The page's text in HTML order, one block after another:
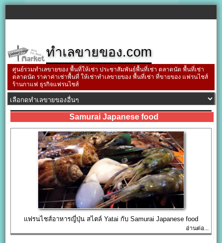
ทำเลขายของ.com
ศูนย์รวมทำเลขายของ พื้นที่ให้เช่า ประชาสัมพันธ์พื้นที่เช่า ตลาดนัด พื้นที่เช่า
ตลาดนัด ราคาค่าเช่าพื้นที่ ให้เช่าทำเลขายของ พื้นที่เช่า ที่ขายของ แฟรนไชส์
ร้านกาแฟ ธุรกิจแฟรนไชส์
Samurai Japanese food
แฟรนไชส์อาหารญี่ปุ่น สไตล์ Yatai กับ Samurai Japanese food
อ่านต่อ...